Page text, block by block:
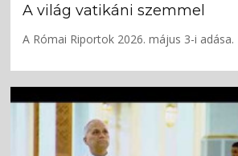
A világ vatikáni szemmel
A Római Riportok 2026. május 3-i adása.